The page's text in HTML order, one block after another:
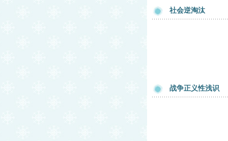
社会逆淘汰
战争正义性浅识